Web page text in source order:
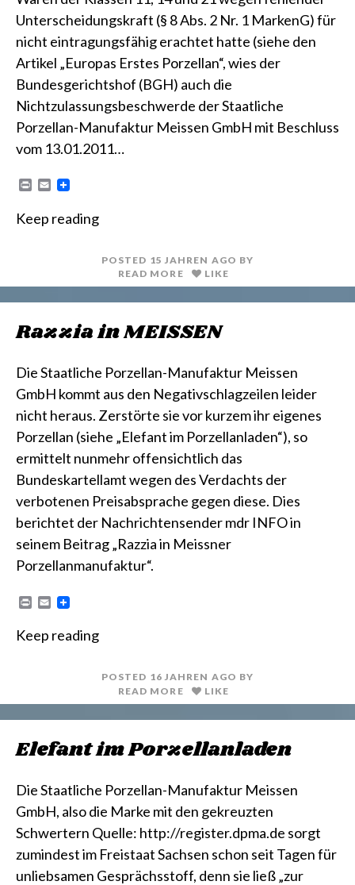
Unterscheidungskraft (§ 8 Abs. 2 Nr. 1 MarkenG) für
nicht eintragungsfähig erachtet hatte (siehe den
Artikel „Europas Erstes Porzellan“, wies der
Bundesgerichtshof (BGH) auch die
Nichtzulassungsbeschwerde der Staatliche
Porzellan-Manufaktur Meissen GmbH mit Beschluss
vom 13.01.2011…
n
E
i
Keep reading
POSTED 15 JAHREN AGO BY
READ MORE
LIKE
Razzia in MEISSEN
Die Staatliche Porzellan-Manufaktur Meissen
GmbH kommt aus den Negativschlagzeilen leider
nicht heraus. Zerstörte sie vor kurzem ihr eigenes
Porzellan (siehe „Elefant im Porzellanladen“), so
ermittelt nunmehr offensichtlich das
Bundeskartellamt wegen des Verdachts der
verbotenen Preisabsprache gegen diese. Dies
berichtet der Nachrichtensender mdr INFO in
seinem Beitrag „Razzia in Meissner
Porzellanmanufaktur“.
P
n
E
i
Keep reading
POSTED 16 JAHREN AGO BY
READ MORE
LIKE
Elefant im Porzellanladen
Die Staatliche Porzellan-Manufaktur Meissen
GmbH, also die Marke mit den gekreuzten
Schwertern Quelle: http://register.dpma.de sorgt
zumindest im Freistaat Sachsen schon seit Tagen für
unliebsamen Gesprächsstoff, denn sie ließ „zur